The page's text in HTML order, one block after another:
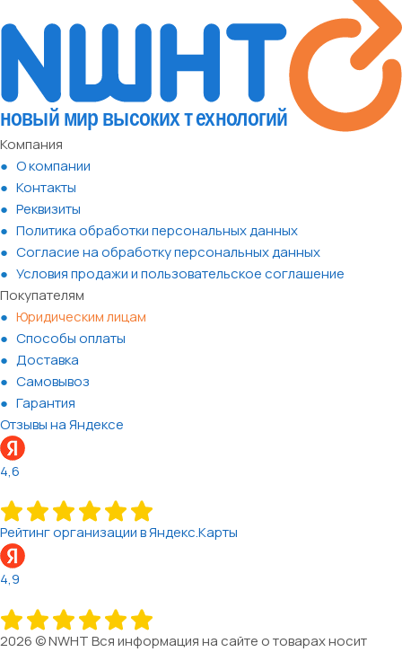
Компания
О компании
Контакты
Реквизиты
Политика обработки персональных данных
Согласие на обработку персональных данных
Условия продажи и пользовательское соглашение
Покупателям
Юридическим лицам
Способы оплаты
Доставка
Самовывоз
Гарантия
Отзывы на Яндексе
4,6
Рейтинг организации в Яндекс.Карты
4,9
2026 © NWHT Вся информация на сайте о товарах носит